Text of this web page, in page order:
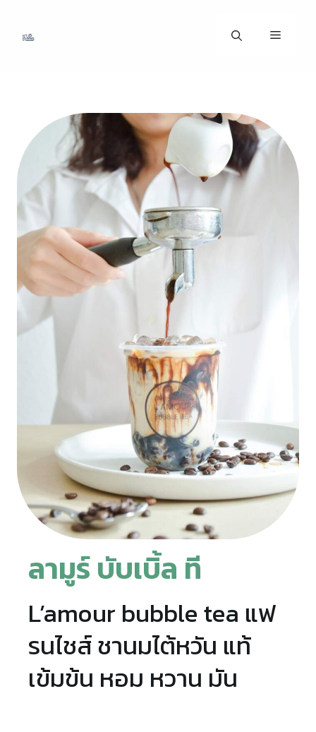
ลามูร์ บับเบิ้ล ที
L’amour bubble tea แฟ
รนไชส์ ชานมไต้หวัน แท้
เข้มข้น หอม หวาน มัน